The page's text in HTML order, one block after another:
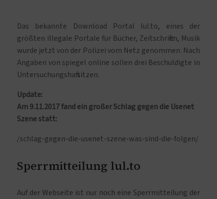
Das bekannte Download Portal lul.to, eines der
größten illegale Portale für Bücher, Zeitschriften, Musik
wurde jetzt von der Polizei vom Netz genommen. Nach
Angaben von spiegel online sollen drei Beschuldigte in
Untersuchungshaft sitzen.
Update:
Am 9.11.2017 fand ein großer Schlag gegen die Usenet
Szene statt:
/schlag-gegen-die-usenet-szene-was-sind-die-folgen/
Sperrmitteilung lul.to
Auf der Webseite ist nur noch eine Sperrmitteilung der